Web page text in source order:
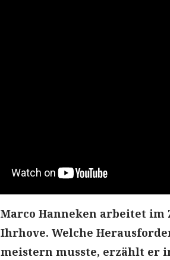
Marco Hanneken arbeitet
Ihrhove. Welche
meistern musste, erzählt er